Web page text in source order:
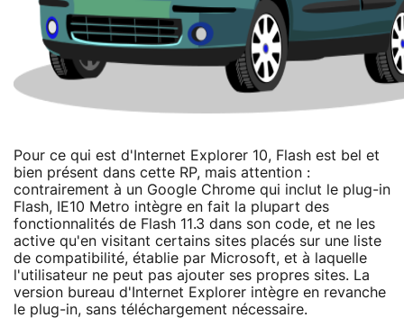
Pour ce qui est d'Internet Explorer 10, Flash est bel et
bien présent dans cette RP, mais attention :
contrairement à un Google Chrome qui inclut le plug-in
Flash, IE10 Metro intègre en fait la plupart des
fonctionnalités de Flash 11.3 dans son code, et ne les
active qu'en visitant certains sites placés sur une liste
de compatibilité, établie par Microsoft, et à laquelle
l'utilisateur ne peut pas ajouter ses propres sites. La
version bureau d'Internet Explorer intègre en revanche
le plug-in, sans téléchargement nécessaire.